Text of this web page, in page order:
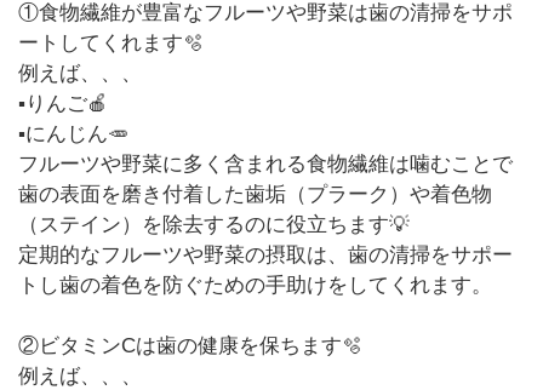
①食物繊維が豊富なフルーツや野菜は歯の清掃をサポ
ートしてくれます🫧
例えば、、、
▪︎りんご🍎
▪︎にんじん🥕
フルーツや野菜に多く含まれる食物繊維は噛むことで
歯の表面を磨き付着した歯垢（プラーク）や着色物
（ステイン）を除去するのに役立ちます💡
定期的なフルーツや野菜の摂取は、歯の清掃をサポー
トし歯の着色を防ぐための手助けをしてくれます。
②ビタミンCは歯の健康を保ちます🫧
例えば、、、